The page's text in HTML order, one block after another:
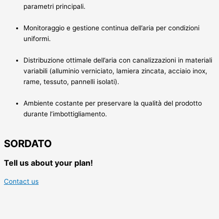
parametri principali.
Monitoraggio e gestione continua dell’aria per condizioni
uniformi.
Distribuzione ottimale dell’aria con canalizzazioni in materiali
variabili (alluminio verniciato, lamiera zincata, acciaio inox,
rame, tessuto, pannelli isolati).
Ambiente costante per preservare la qualità del prodotto
durante l’imbottigliamento.
SORDATO
Tell us about your plan!
Contact us